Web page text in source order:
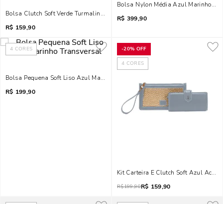
Bolsa Clutch Soft Verde Turmalina Matelassê Alça Corrente
R$ 159,90
Bolsa Nylon Média Azul Marinho
R$ 399,90
4 CORES
Bolsa Pequena Soft Liso Azul Marinho Transversal
R$ 199,90
-20% OFF
4 CORES
Kit Carteira E Clutch Soft Azul Acqua
R$199,90R$ 159,90